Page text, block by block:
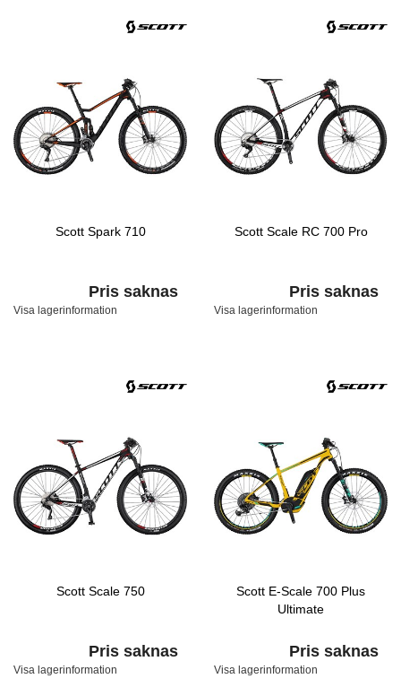
Scott Spark 710
Pris saknas
Visa lagerinformation
Scott Scale RC 700 Pro
Pris saknas
Visa lagerinformation
Scott Scale 750
Pris saknas
Visa lagerinformation
Scott E-Scale 700 Plus
Ultimate
Pris saknas
Visa lagerinformation